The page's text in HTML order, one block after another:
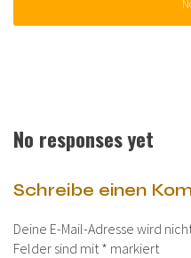
No responses yet
Schreibe einen
Deine E-Mail-Adresse wird
Felder sind mit * markiert